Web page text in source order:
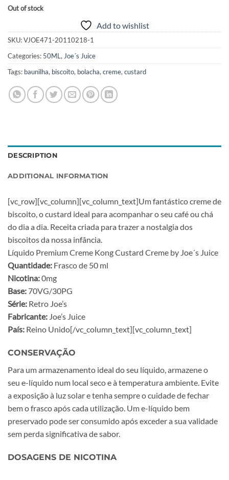
Out of stock
Add to wishlist
SKU:VJOE471-20110218-1
Categories: 50ML , Joe´s Juice
Tags: baunilha, biscoito, bolacha, creme, custard
DESCRIPTION
ADDITIONAL INFORMATION
[vc_row][vc_column][vc_column_text]Um fantástico creme de
biscoito, o custard ideal para acompanhar o seu café ou chá
do dia a dia. Receita criada para trazer a nostalgia dos
biscoitos da nossa infância.
Líquido Premium Creme Kong Custard Creme by Joe´s Juice
Quantidade: Frasco de 50 ml
Nicotina:0mg
Base: 70VG/30PG
Série: Retro Joe’s
Fabricante: Joe’s Juice
País: Reino Unido[/vc_column_text][vc_column_text]
CONSERVAÇÃO
Para um armazenamento ideal do seu líquido, armazene o
seu e-líquido num local seco e à temperatura ambiente. Evite
a exposição à luz solar e tenha sempre o cuidade de fechar
bem o frasco após cada utilização. Um e-líquido bem
preservado pode ser consumido após exceder a sua validade
sem perda significativa de sabor.
DOSAGENS DE NICOTINA